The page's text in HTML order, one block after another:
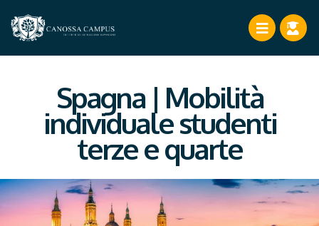
Spagna | Mobilità
individuale studenti
terze e quarte